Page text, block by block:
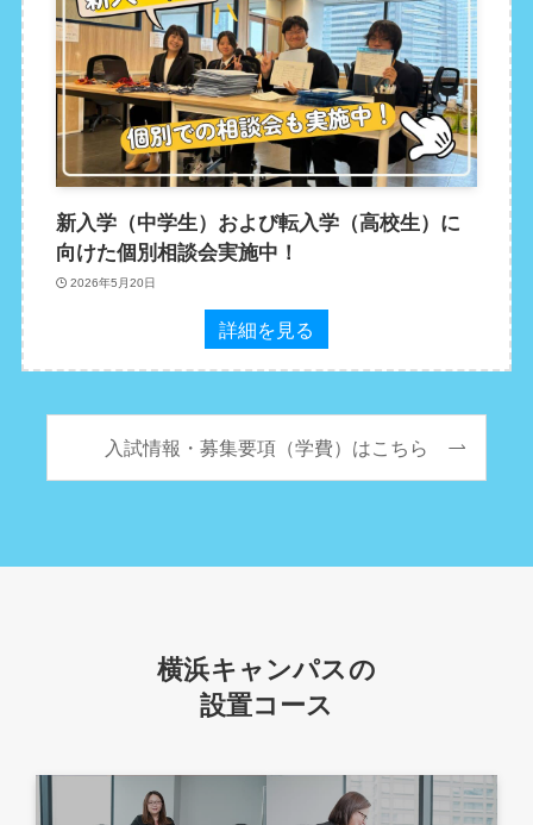
新入学（中学生）および転入学（高校生）に
向けた個別相談会実施中！
2026年5月20日
詳細を見る
入試情報・募集要項（学費）はこちら
横浜キャンパスの
設置コース